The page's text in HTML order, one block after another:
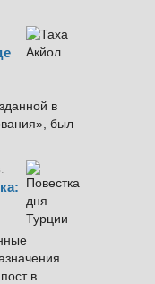
в
был
в